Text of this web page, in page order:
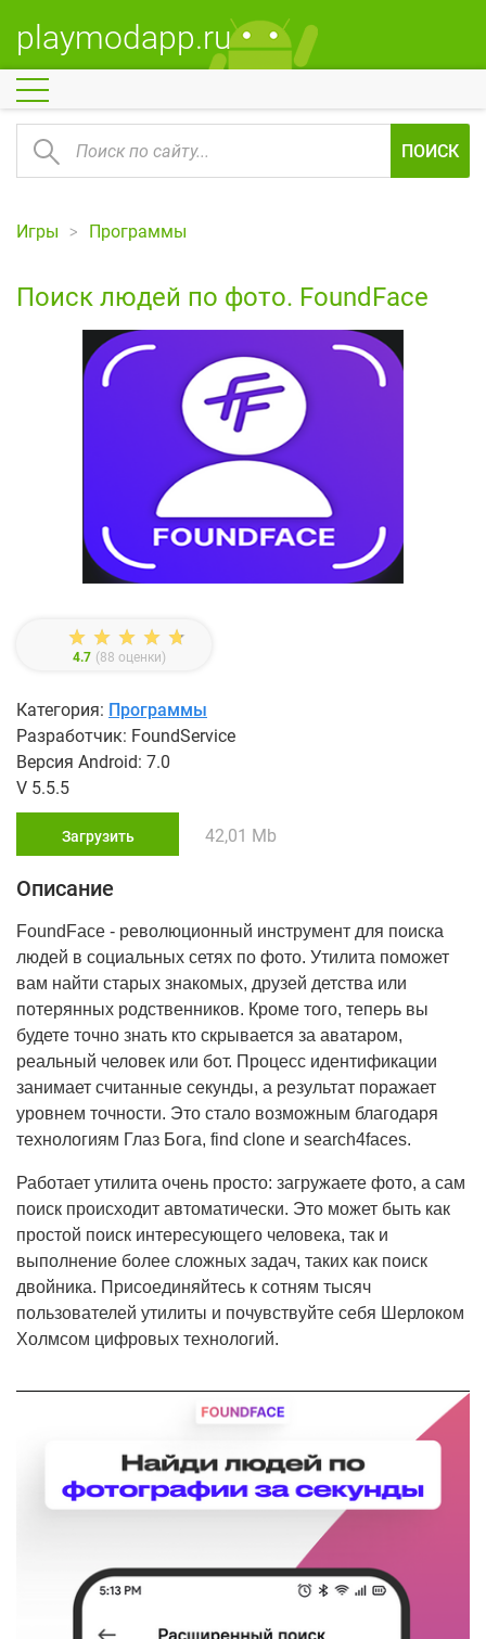
playmodapp.ru
ПОИСК
Игры Программы
Поиск людей по фото. FoundFacе
4.7 (88 оценки)
Категория: Программы
Разработчик: FoundService
Версия Android: 7.0
V 5.5.5
Загрузить 42,01 Mb
Описание
FoundFacе - революционный инструмент для поиска
людей в социальных сетях по фото. Утилита поможет
вам найти старых знакомых, друзей детства или
потерянных родственников. Кроме того, теперь вы
будете точно знать кто скрывается за аватаром,
реальный человек или бот. Процесс идентификации
занимает считанные секунды, а результат поражает
уровнем точности. Это стало возможным благодаря
технологиям Глаз Бога, find clone и search4faces.
Работает утилита очень просто: загружаете фото, а сам
поиск происходит автоматически. Это может быть как
простой поиск интересующего человека, так и
выполнение более сложных задач, таких как поиск
двойника. Присоединяйтесь к сотням тысяч
пользователей утилиты и почувствуйте себя Шерлоком
Холмсом цифровых технологий.